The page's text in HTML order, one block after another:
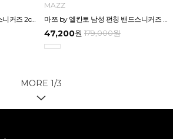
마쯔 by 엘칸토 남성 스티치 스니커즈 2cm LCMS23M513
MAZZ
마쯔 by 엘칸토 남성 펀칭 밴드스니커즈 3cm LCMS95M513
47,200원 179,000원
MORE 1/3